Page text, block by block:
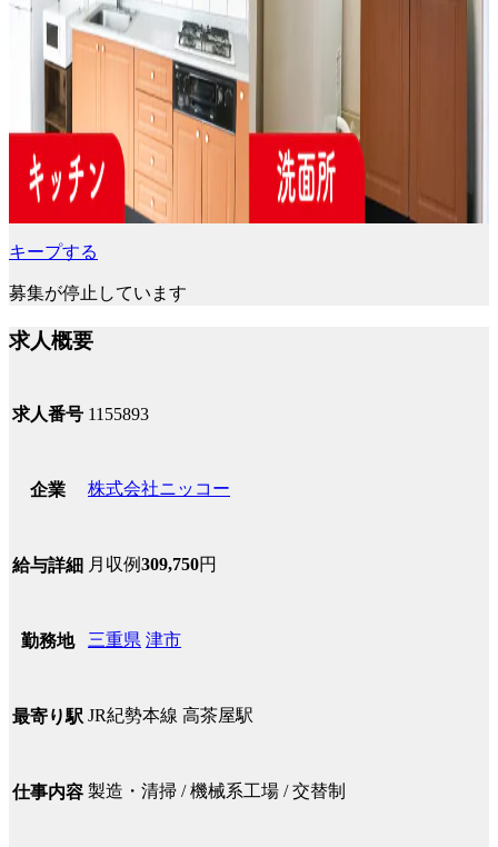
キープする
募集が停止しています
求人概要
求人番号 1155893
企業 株式会社ニッコー
給与詳細 月収例309,750円
勤務地 三重県 津市
最寄り駅 JR紀勢本線 高茶屋駅
仕事内容 製造・清掃 / 機械系工場 / 交替制